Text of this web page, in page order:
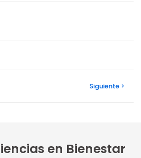
Siguiente
en Bienestar